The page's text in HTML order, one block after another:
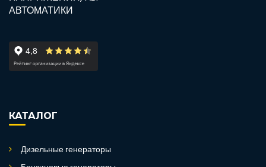
КАТАЛОГ
Дизельные генераторы